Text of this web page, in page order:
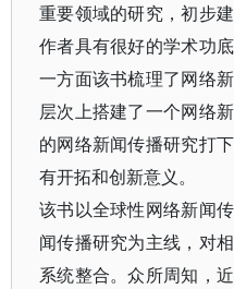
重要领域的研究，初步
作者具有很好的学术功
一方面该书梳理了网络
层次上搭建了一个网络
的网络新闻传播研究打
有开拓和创新意义。
该书以全球性网络新闻
闻传播研究为主线，对
系统整合。众所周知，